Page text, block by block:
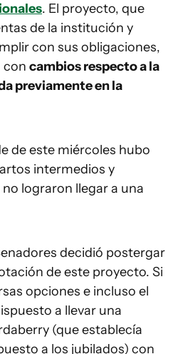
. El proyecto, que
de la institución y
con sus obligaciones,
con cambios respecto a la
previamente en la
de este miércoles hubo
intermedios y
lograron llegar a una
decidió postergar
de este proyecto. Si
opciones e incluso el
a llevar una
(que establecía
a los jubilados) con